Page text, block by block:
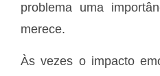
problema uma
merece.
Às vezes o impacto